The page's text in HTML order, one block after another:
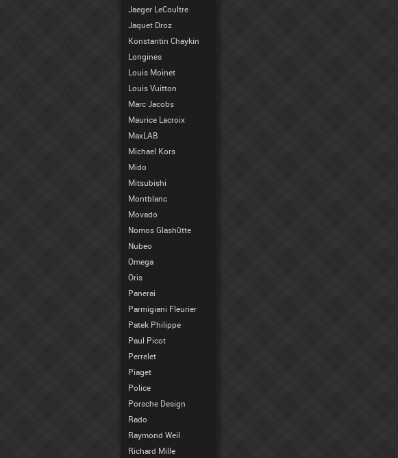
Jaeger LeCoultre
Jaquet Droz
Konstantin Chaykin
Longines
Louis Moinet
Louis Vuitton
Marc Jacobs
Maurice Lacroix
MaxLAB
Michael Kors
Mido
Mitsubishi
Montblanc
Movado
Nomos Glashütte
Nubeo
Omega
Oris
Panerai
Parmigiani Fleurier
Patek Philippe
Paul Picot
Perrelet
Piaget
Police
Porsche Design
Rado
Raymond Weil
Richard Mille